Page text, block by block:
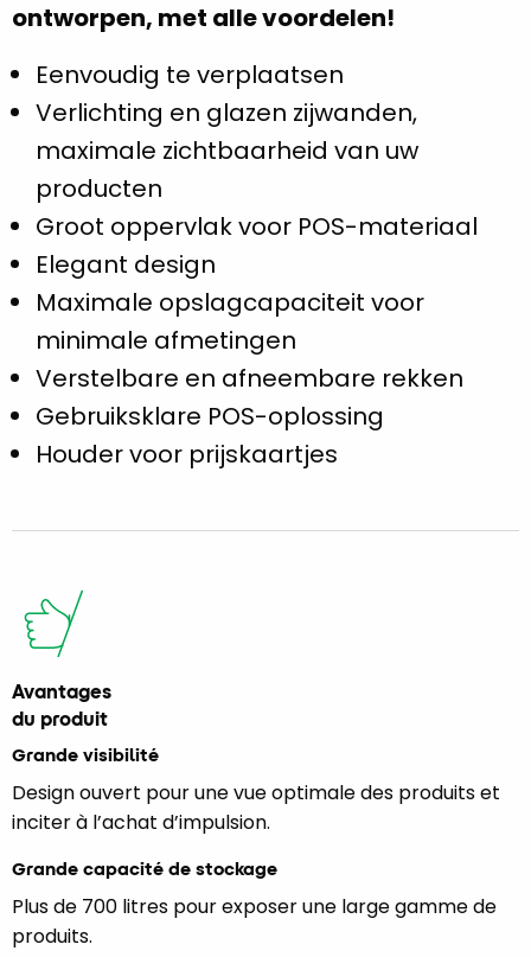
ontworpen, met alle voordelen!
Eenvoudig te verplaatsen
Verlichting en glazen zijwanden,
maximale zichtbaarheid van uw
producten
Groot oppervlak voor POS-materiaal
Elegant design
Maximale opslagcapaciteit voor
minimale afmetingen
Verstelbare en afneembare rekken
Gebruiksklare POS-oplossing
Houder voor prijskaartjes
Avantages
du produit
Grande visibilité
Design ouvert pour une vue optimale des produits et
inciter à l’achat d’impulsion.
Grande capacité de stockage
Plus de 700 litres pour exposer une large gamme de
produits.